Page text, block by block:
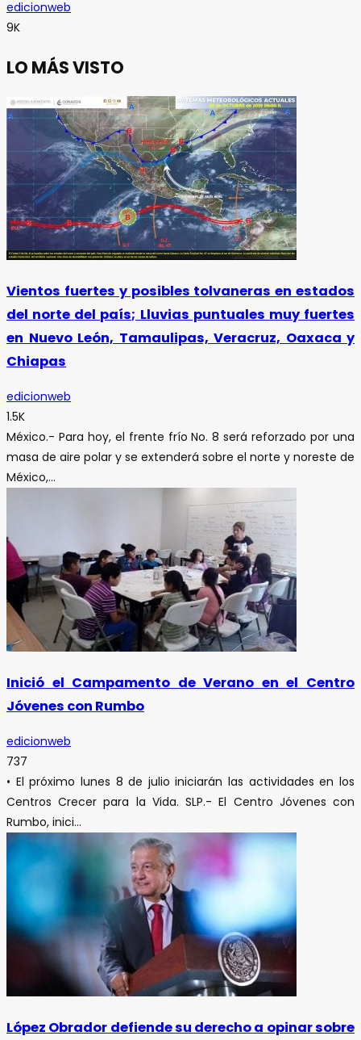
edicionweb
9K
LO MÁS VISTO
Vientos fuertes y posibles tolvaneras en estados
del norte del país; Lluvias puntuales muy fuertes
en Nuevo León, Tamaulipas, Veracruz, Oaxaca y
Chiapas
edicionweb
1.5K
México.- Para hoy, el frente frío No. 8 será reforzado por una
masa de aire polar y se extenderá sobre el norte y noreste de
México,...
Inició el Campamento de Verano en el Centro
Jóvenes con Rumbo
edicionweb
737
• El próximo lunes 8 de julio iniciarán las actividades en los
Centros Crecer para la Vida. SLP.- El Centro Jóvenes con
Rumbo, inici...
López Obrador defiende su derecho a opinar sobre